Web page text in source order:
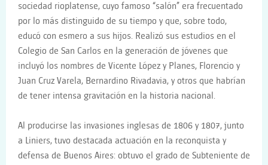
sociedad rioplatense, cuyo famoso “salón” era frecuentado
por lo más distinguido de su tiempo y que, sobre todo,
educó con esmero a sus hijos. Realizó sus estudios en el
Colegio de San Carlos en la generación de jóvenes que
incluyó los nombres de Vicente López y Planes, Florencio y
Juan Cruz Varela, Bernardino Rivadavia, y otros que habrían
de tener intensa gravitación en la historia nacional.
Al producirse las invasiones inglesas de 1806 y 1807, junto
a Liniers, tuvo destacada actuación en la reconquista y
defensa de Buenos Aires: obtuvo el grado de Subteniente de